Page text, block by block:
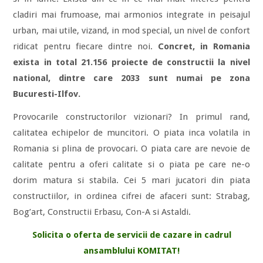
cladiri mai frumoase, mai armonios integrate in peisajul
urban, mai utile, vizand, in mod special, un nivel de confort
ridicat pentru fiecare dintre noi. Concret, in Romania
exista in total 21.156 proiecte de constructii la nivel
national, dintre care 2033 sunt numai pe zona
Bucuresti-Ilfov.
Provocarile constructorilor vizionari? In primul rand,
calitatea echipelor de muncitori. O piata inca volatila in
Romania si plina de provocari. O piata care are nevoie de
calitate pentru a oferi calitate si o piata pe care ne-o
dorim matura si stabila. Cei 5 mari jucatori din piata
constructiilor, in ordinea cifrei de afaceri sunt: Strabag,
Bog’art, Constructii Erbasu, Con-A si Astaldi.
Solicita o oferta de servicii de cazare in cadrul
ansamblului KOMITAT!